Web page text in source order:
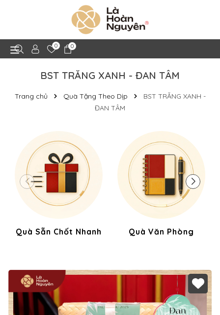
0 0
BST TRĂNG XANH - ĐAN TÂM
Trang chủ Quà Tặng Theo Dịp
BST TRĂNG XANH -
ĐAN TÂM
Quà Sẵn Chốt Nhanh Quà Văn Phòng